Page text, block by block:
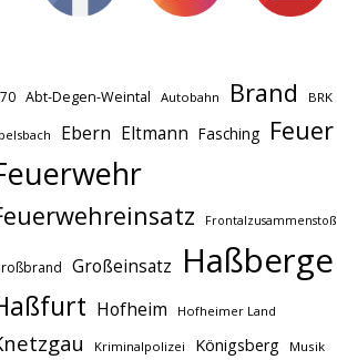
Abt-Degen-Weintal Autobahn Brand BRK
Ebern Eltmann Fasching Feuer
Frontalzusammenstoß
Großeinsatz Haßberge
Hofheim Hofheimer Land
Kriminalpolizei Königsberg Musik